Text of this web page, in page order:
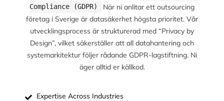
Compliance (GDPR)
När ni anlitar ett outsourcing
företag i Sverige är datasäkerhet högsta prioritet. Vår
utvecklingsprocess är strukturerad med “Privacy by
Design”, vilket säkerställer att all datahantering och
systemarkitektur följer rådande GDPR-lagstiftning. Ni
äger alltid er källkod.
Expertise Across Industries